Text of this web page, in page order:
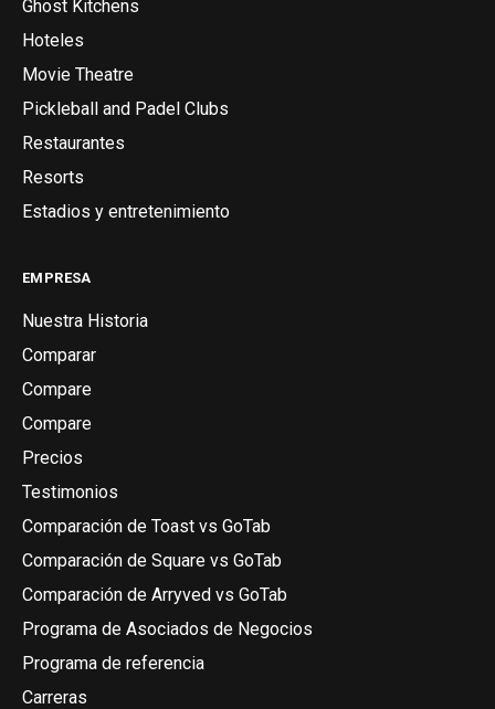
Ghost Kitchens
Hoteles
Movie Theatre
Pickleball and Padel Clubs
Restaurantes
Resorts
Estadios y entretenimiento
EMPRESA
Nuestra Historia
Comparar
Compare
Compare
Precios
Testimonios
Comparación de Toast vs GoTab
Comparación de Square vs GoTab
Comparación de Arryved vs GoTab
Programa de Asociados de Negocios
Programa de referencia
Carreras